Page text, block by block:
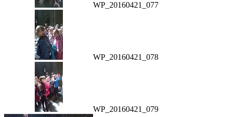
WP_20160421_077
WP_20160421_078
WP_20160421_079